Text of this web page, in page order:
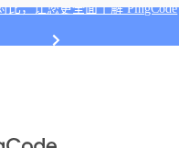
比，让您更全面了解 PingCode